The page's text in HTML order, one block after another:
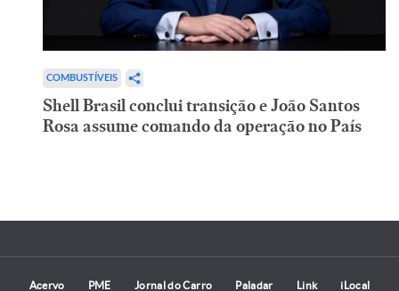
COMBUSTÍVEIS
Shell Brasil conclui transição e João Santos
Rosa assume comando da operação no País
Acervo PME Jornal do Carro Paladar Link iLocal